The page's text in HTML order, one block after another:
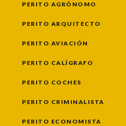
PERITO AGRÓNOMO
PERITO ARQUITECTO
PERITO AVIACIÓN
PERITO CALÍGRAFO
PERITO COCHES
PERITO CRIMINALISTA
PERITO ECONOMISTA